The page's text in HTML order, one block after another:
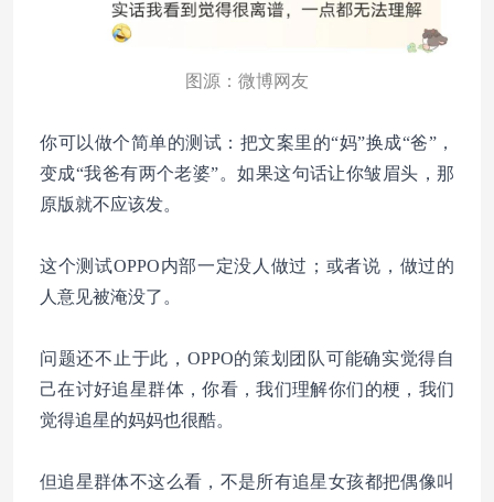
图源：微博网友
你可以做个简单的测试：把文案里的“妈”换成“爸”，
变成“我爸有两个老婆”。如果这句话让你皱眉头，那
原版就不应该发。
这个测试OPPO内部一定没人做过；或者说，做过的
人意见被淹没了。
问题还不止于此，OPPO的策划团队可能确实觉得自
己在讨好追星群体，你看，我们理解你们的梗，我们
觉得追星的妈妈也很酷。
但追星群体不这么看，不是所有追星女孩都把偶像叫